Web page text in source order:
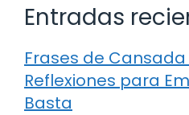
Entradas
Frases de Cansada
Reflexiones para
Basta